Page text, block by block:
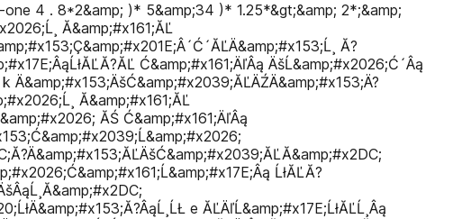
one 4 . 8*2&amp; )* 5&amp;34 )* 1.25*&gt;&amp; 2*;&amp;
Ă&amp;#x161;ĂĽ
Ă?
Ć&amp;#x161;ÄľÂą ÄšĹ&amp;#x2026;Ć´Âą
Ä&amp;#x153;ÄšĆ&amp;#x2039;ĂĽÄŹÄ&amp;#x153;Ä?
Ă&amp;#x161;ĂĽ
ĂŚ Ć&amp;#x161;ÄľÂą
ĹłĂĽĂ?
e ĂĽÄľĹ&amp;#x17E;ĹłĂĽĹ¸Âą